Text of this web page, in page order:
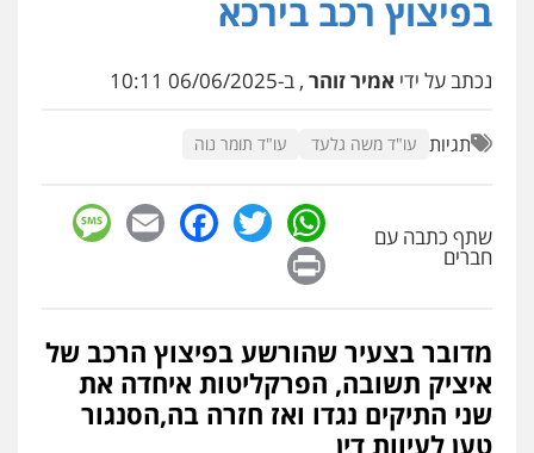
פלילי דיני תעבורה מעצרים וחקירות
פשיעה חמורה אסירים
פשיעה חמורה ארגוני פשע עבירות
עבירות מין
0509930581
פלילי תעבורה
0523379525
בפיצוץ רכב בירכא
נכתב על ידי אמיר זוהר , ב-06/06/2025 10:11
תגיות עו"ד משה גלעד עו"ד תומר נוה
שתף כתבה עם
חברים
WhatsApp
Twitter
Facebook
Email
מדובר בצעיר שהורשע בפיצוץ הרכב של
איציק תשובה, הפרקליטות איחדה את
שני התיקים נגדו ואז חזרה בה,הסנגור
טען לעיוות דין